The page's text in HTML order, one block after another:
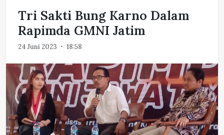
Tri Sakti Bung Karno Dalam
Rapimda GMNI Jatim
24 Juni 2023 18:58